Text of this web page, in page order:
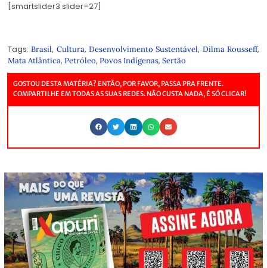
[smartslider3 slider=27]
Tags:Brasil, Cultura,Desenvolvimento Sustentável, Dilma Rousseff,
Mata Atlântica, Petróleo, Povos Indígenas, Sertão
GOSTOU DESTA MATÉRIA? ENTÃO, POR FAVOR, PASSA PRA FRENTE.
COMPARTILHE EM TODAS AS SUAS REDES. NÃO CUSTA NADA, É SÓ CLICAR!